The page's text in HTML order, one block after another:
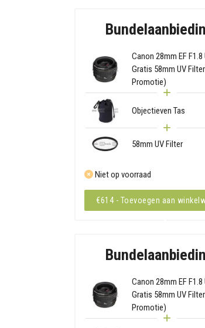
Canon 28mm EF F1.8
Gratis 58mm UV
Promotie)
Objectieven Tas
58mm UV Filter
Niet op voorraad
€614 - Toevoegen aan
Canon 28mm EF F1.8
Gratis 58mm UV
Promotie)